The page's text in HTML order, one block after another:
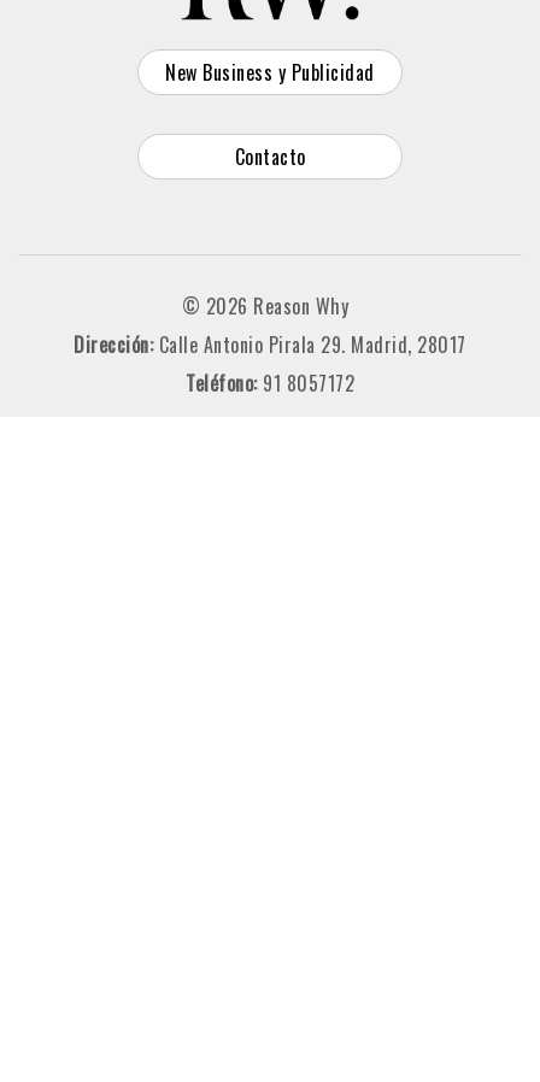
New Business y Publicidad
Contacto
© 2026 Reason Why
Dirección: Calle Antonio Pirala 29. Madrid, 28017
Teléfono: 91 8057172